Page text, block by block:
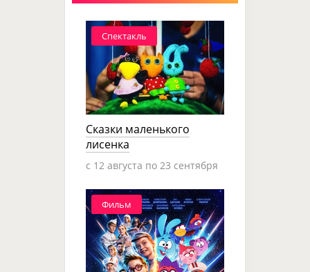
Спектакль
Сказки маленького
лисенка
c 12 августа по 23 сентября
Фильм